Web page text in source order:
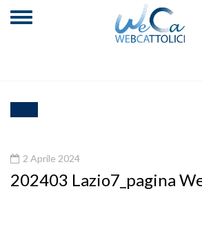
2 Aprile 2024
202403 Lazio7_pagina